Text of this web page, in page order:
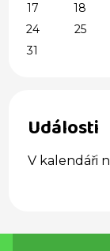
17
18
24
25
31
Události
V kalendáři